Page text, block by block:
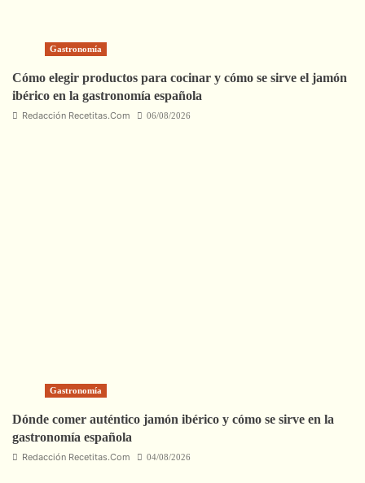
Gastronomía
Cómo elegir productos para cocinar y cómo se sirve el jamón
ibérico en la gastronomía española
Redacción Recetitas.Com 06/08/2026
Gastronomía
Dónde comer auténtico jamón ibérico y cómo se sirve en la
gastronomía española
Redacción Recetitas.Com 04/08/2026